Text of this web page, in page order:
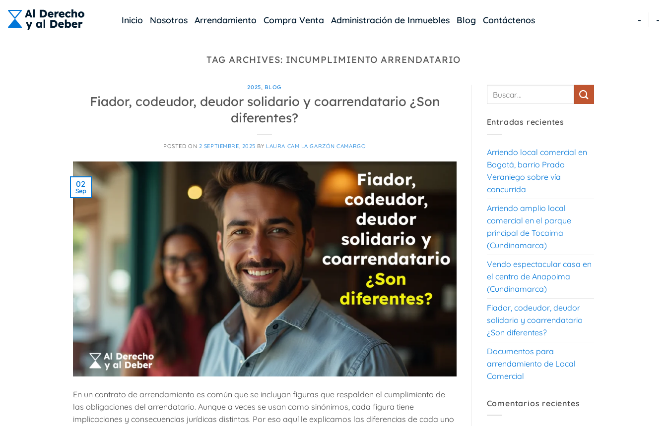
content
Inicio Nosotros Arrendamiento Compra Venta Administración de Inmuebles Blog Contáctenos - -
TAG ARCHIVES: INCUMPLIMIENTO ARRENDATARIO
2025, BLOG
Fiador, codeudor, deudor solidario y coarrendatario ¿Son
diferentes?
POSTED ON 2 SEPTIEMBRE, 2025 BY LAURA CAMILA GARZÓN CAMARGO
02
Sep
En un contrato de arrendamiento es común que se incluyan figuras que respalden el cumplimiento de
las obligaciones del arrendatario. Aunque a veces se usan como sinónimos, cada figura tiene
implicaciones y consecuencias jurídicas distintas. Por eso aquí le explicamos las diferencias de cada uno
Entradas recientes
Arriendo local comercial en
Bogotá, barrio Prado
Veraniego sobre vía
concurrida
Arriendo amplio local
comercial en el parque
principal de Tocaima
(Cundinamarca)
Vendo espectacular casa en
el centro de Anapoima
(Cundinamarca)
Fiador, codeudor, deudor
solidario y coarrendatario
¿Son diferentes?
Documentos para
arrendamiento de Local
Comercial
Comentarios recientes